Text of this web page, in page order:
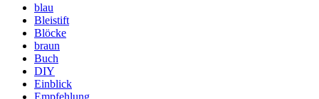
blau
Bleistift
Blöcke
braun
Buch
DIY
Einblick
Empfehlung